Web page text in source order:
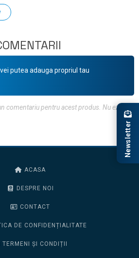
putea adauga propriul tau
comentariu pentru acest produs. Nu ezita, fii
ACASA
DESPRE NOI
CONTACT
DE CONFIDENȚIALITATE
TERMENI ȘI CONDIȚII
Newsletter